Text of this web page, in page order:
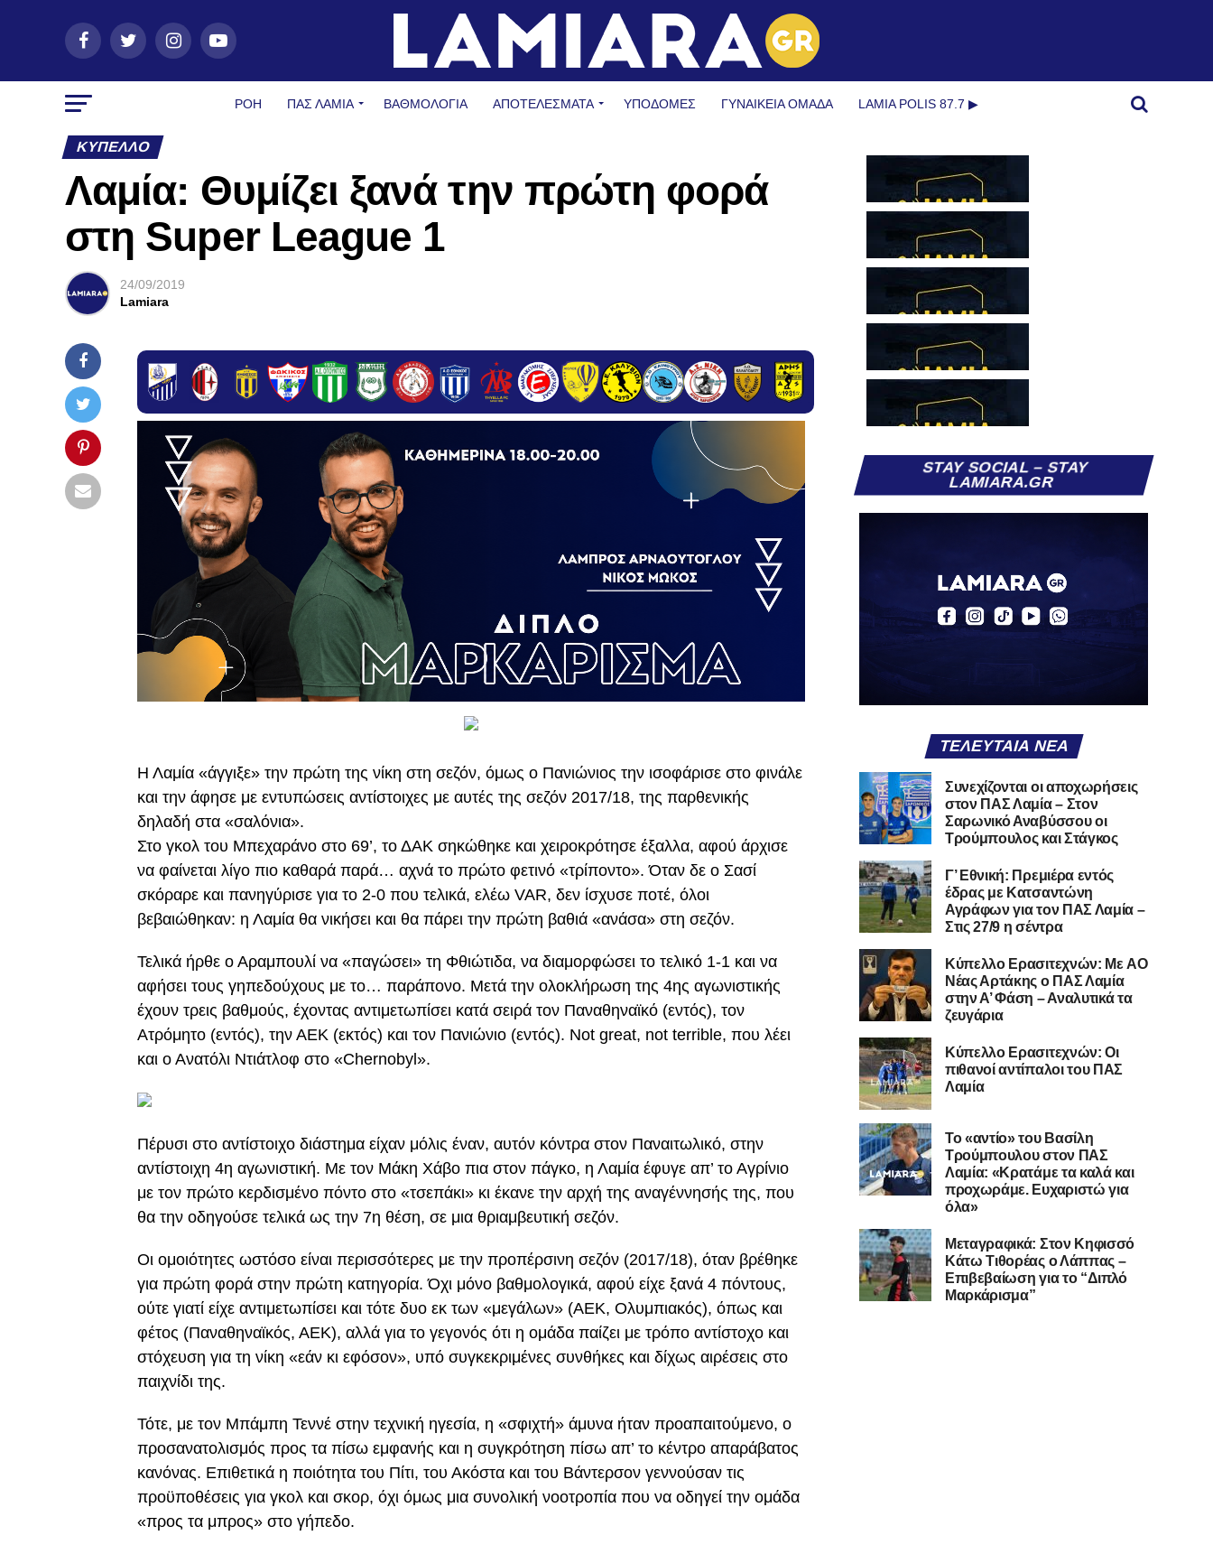
ΡΟΗ ΠΑΣ ΛΑΜΊΑ ΒΑΘΜΟΛΟΓΙΑ ΑΠΟΤΕΛΕΣΜΑΤΑ ΥΠΟΔΟΜΈΣ ΓΥΝΑΙΚΕΊΑ ΟΜΆΔΑ LAMIA POLIS 87.7 ▶︎
ΚΎΠΕΛΛΟ
Λαμία: Θυμίζει ξανά την πρώτη φορά
στη Super League 1
24/09/2019
Lamiara
Η Λαμία «άγγιξε» την πρώτη της νίκη στη σεζόν, όμως ο Πανιώνιος την ισοφάρισε στο φινάλε
και την άφησε με εντυπώσεις αντίστοιχες με αυτές της σεζόν 2017/18, της παρθενικής
δηλαδή στα «σαλόνια».
Στο γκολ του Μπεχαράνο στο 69’, το ΔΑΚ σηκώθηκε και χειροκρότησε έξαλλα, αφού άρχισε
να φαίνεται λίγο πιο καθαρά παρά… αχνά το πρώτο φετινό «τρίποντο». Όταν δε ο Σασί
σκόραρε και πανηγύρισε για το 2-0 που τελικά, ελέω VAR, δεν ίσχυσε ποτέ, όλοι
βεβαιώθηκαν: η Λαμία θα νικήσει και θα πάρει την πρώτη βαθιά «ανάσα» στη σεζόν.
Τελικά ήρθε ο Αραμπουλί να «παγώσει» τη Φθιώτιδα, να διαμορφώσει το τελικό 1-1 και να
αφήσει τους γηπεδούχους με το… παράπονο. Μετά την ολοκλήρωση της 4ης αγωνιστικής
έχουν τρεις βαθμούς, έχοντας αντιμετωπίσει κατά σειρά τον Παναθηναϊκό (εντός), τον
Ατρόμητο (εντός), την ΑΕΚ (εκτός) και τον Πανιώνιο (εντός). Not great, not terrible, που λέει
και ο Ανατόλι Ντιάτλοφ στο «Chernobyl».
Πέρυσι στο αντίστοιχο διάστημα είχαν μόλις έναν, αυτόν κόντρα στον Παναιτωλικό, στην
αντίστοιχη 4η αγωνιστική. Με τον Μάκη Χάβο πια στον πάγκο, η Λαμία έφυγε απ’ το Αγρίνιο
με τον πρώτο κερδισμένο πόντο στο «τσεπάκι» κι έκανε την αρχή της αναγέννησής της, που
θα την οδηγούσε τελικά ως την 7η θέση, σε μια θριαμβευτική σεζόν.
Οι ομοιότητες ωστόσο είναι περισσότερες με την προπέρσινη σεζόν (2017/18), όταν βρέθηκε
για πρώτη φορά στην πρώτη κατηγορία. Όχι μόνο βαθμολογικά, αφού είχε ξανά 4 πόντους,
ούτε γιατί είχε αντιμετωπίσει και τότε δυο εκ των «μεγάλων» (ΑΕΚ, Ολυμπιακός), όπως και
φέτος (Παναθηναϊκός, ΑΕΚ), αλλά για το γεγονός ότι η ομάδα παίζει με τρόπο αντίστοχο και
στόχευση για τη νίκη «εάν κι εφόσον», υπό συγκεκριμένες συνθήκες και δίχως αιρέσεις στο
παιχνίδι της.
Τότε, με τον Μπάμπη Τεννέ στην τεχνική ηγεσία, η «σφιχτή» άμυνα ήταν προαπαιτούμενο, ο
προσανατολισμός προς τα πίσω εμφανής και η συγκρότηση πίσω απ’ το κέντρο απαράβατος
κανόνας. Επιθετικά η ποιότητα του Πίτι, του Ακόστα και του Βάντερσον γεννούσαν τις
προϋποθέσεις για γκολ και σκορ, όχι όμως μια συνολική νοοτροπία που να οδηγεί την ομάδα
«προς τα μπρος» στο γήπεδο.
STAY SOCIAL – STAY
LAMIARA.GR
ΤΕΛΕΥΤΑΊΑ ΝΈΑ
Συνεχίζονται οι αποχωρήσεις
στον ΠΑΣ Λαμία – Στον
Σαρωνικό Αναβύσσου οι
Τρούμπουλος και Στάγκος
Γ’ Εθνική: Πρεμιέρα εντός
έδρας με Κατσαντώνη
Αγράφων για τον ΠΑΣ Λαμία –
Στις 27/9 η σέντρα
Kύπελλο Ερασιτεχνών: Με AO
Nέας Αρτάκης ο ΠΑΣ Λαμία
στην Α’ Φάση – Αναλυτικά τα
ζευγάρια
Κύπελλο Ερασιτεχνών: Οι
πιθανοί αντίπαλοι του ΠΑΣ
Λαμία
Το «αντίο» του Βασίλη
Τρούμπουλου στον ΠΑΣ
Λαμία: «Κρατάμε τα καλά και
προχωράμε. Ευχαριστώ για
όλα»
Μεταγραφικά: Στον Κηφισσό
Κάτω Τιθορέας ο Λάππας –
Επιβεβαίωση για το “Διπλό
Μαρκάρισμα”